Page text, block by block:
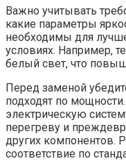
Важно учитывать
какие параметры
необходимы для
условиях. Например,
белый свет, что
Перед заменой
подходят по
электрическую
перегреву и
других компонентов.
соответствие по